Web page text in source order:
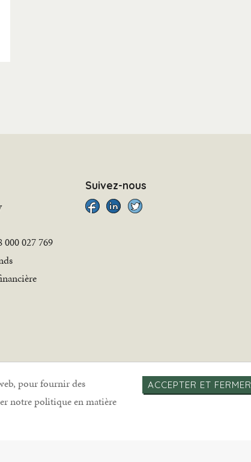
pour fournir des
notre politique en matière
ACCEPTER ET FERMER
000 027 769
Suivez-nous
de cookies|Politique de confidentialité